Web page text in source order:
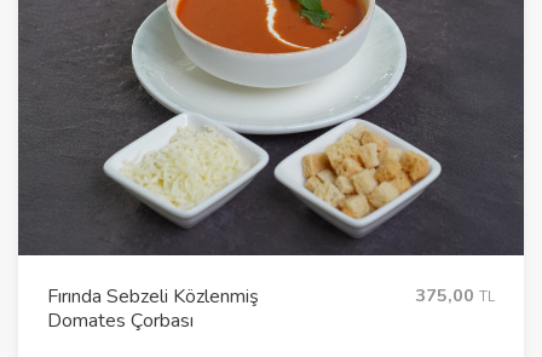
Fırında Sebzeli Közlenmiş
Domates Çorbası
375,00 TL